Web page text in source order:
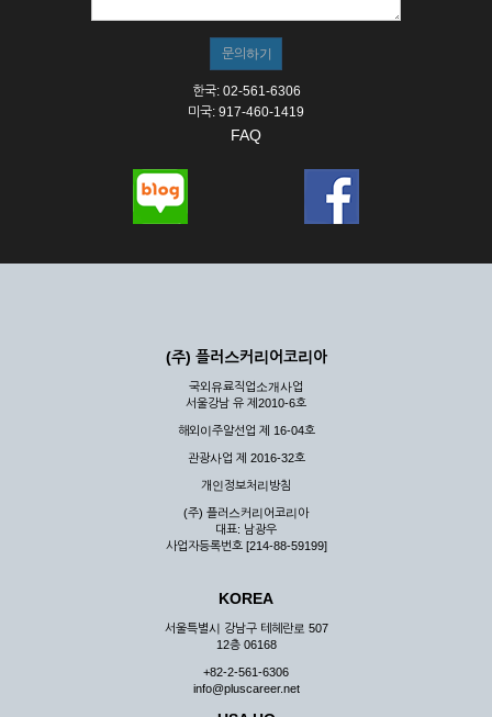
한국: 02-561-6306
미국: 917-460-1419
FAQ
(주) 플러스커리어코리아
국외유료직업소개사업
서울강남 유 제2010-6호
해외이주알선업 제 16-04호
관광사업 제 2016-32호
개인정보처리방침
(주) 플러스커리어코리아
대표: 남광우
사업자등록번호 [214-88-59199]
KOREA
서울특별시 강남구 테헤란로 507
12층 06168
+82-2-561-6306
info@pluscareer.net